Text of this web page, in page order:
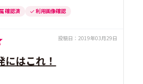
確認済 利用画像確認
投稿日： 2019年03月29日
はこれ！